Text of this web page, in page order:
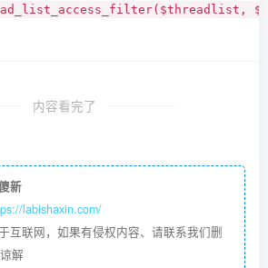
内容看完了
新
labishaxin.com/
互联网，如果有侵权内容、请联系我们删
解